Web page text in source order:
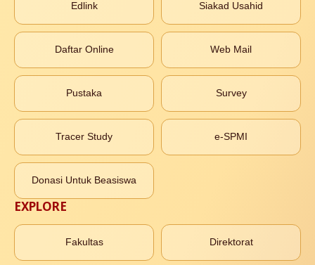
Edlink Siakad Usahid
Daftar Online Web Mail
Pustaka Survey
Tracer Study e-SPMI
Donasi Untuk Beasiswa
EXPLORE
Fakultas Direktorat